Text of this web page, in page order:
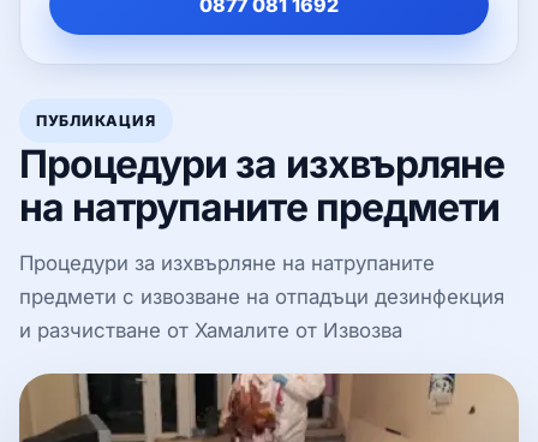
ПУБЛИКАЦИЯ
Процедури за изхвърляне
на натрупаните предмети
Процедури за изхвърляне на натрупаните
предмети с извозване на отпадъци дезинфекция
и разчистване от Хамалите от Извозва